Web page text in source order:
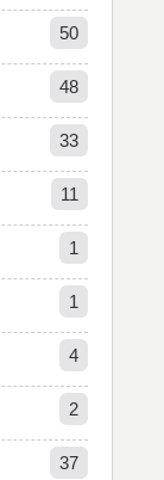
50
48
33
11
1
1
4
2
37